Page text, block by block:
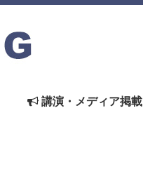
講演・メディア掲載